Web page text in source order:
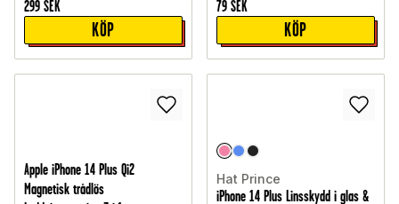
299 SEK
KÖP
79 SEK
KÖP
Apple iPhone 14 Plus Qi2
Magnetisk trådlös
Hat Prince
iPhone 14 Plus Linsskydd i glas &